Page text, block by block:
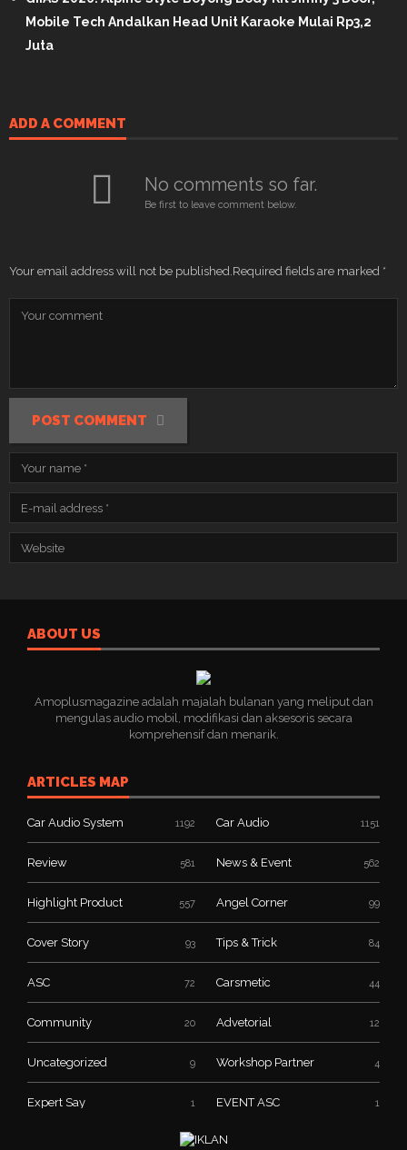
Mobile Tech Andalkan Head Unit Karaoke Mulai Rp3,2
Juta
ADD A COMMENT
No comments so far.
Be first to leave comment below.
Your email address will not be published.Required fields are marked *
POST COMMENT
ABOUT US
Amoplusmagazine adalah majalah bulanan yang meliput dan
mengulas audio mobil, modifikasi dan aksesoris secara
komprehensif dan menarik.
ARTICLES MAP
Car Audio System 1192 Car Audio 1151
Review 581 News & Event 562
Highlight Product 557 Angel Corner 99
Cover Story 93 Tips & Trick 84
ASC 72 Carsmetic 44
Community 20 Advetorial 12
Uncategorized 9 Workshop Partner 4
Expert Say 1 EVENT ASC 1